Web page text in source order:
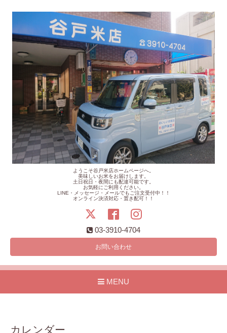
ようこそ谷戸米店ホームページへ。
美味しいお米をお届けします。
土日祝日・夜間にも配達可能です。
お気軽にご利用ください。
LINE・メッセージ・メールでもご注文受付中！！
オンライン決済対応・置き配可！！
03-3910-4704
お問い合わせ
MENU
カレンダー